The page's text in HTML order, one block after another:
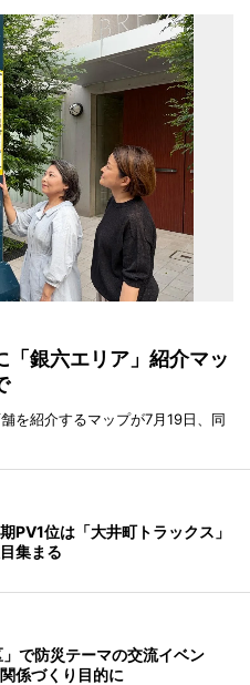
「銀六エリア」紹介マッ
を紹介するマップが7月19日、同
PV1位は「大井町トラックス」
集まる
で防災テーマの交流イベン
係づくり目的に